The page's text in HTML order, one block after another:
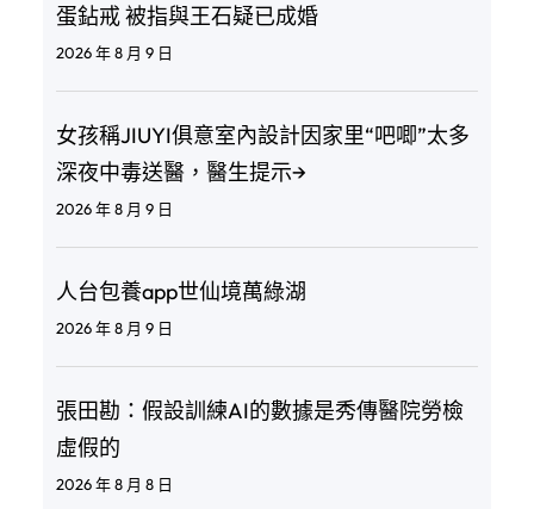
蛋鉆戒 被指與王石疑已成婚
2026 年 8 月 9 日
女孩稱JIUYI俱意室內設計因家里“吧唧”太多
深夜中毒送醫，醫生提示→
2026 年 8 月 9 日
人台包養app世仙境萬綠湖
2026 年 8 月 9 日
張田勘：假設訓練AI的數據是秀傳醫院勞檢
虛假的
2026 年 8 月 8 日